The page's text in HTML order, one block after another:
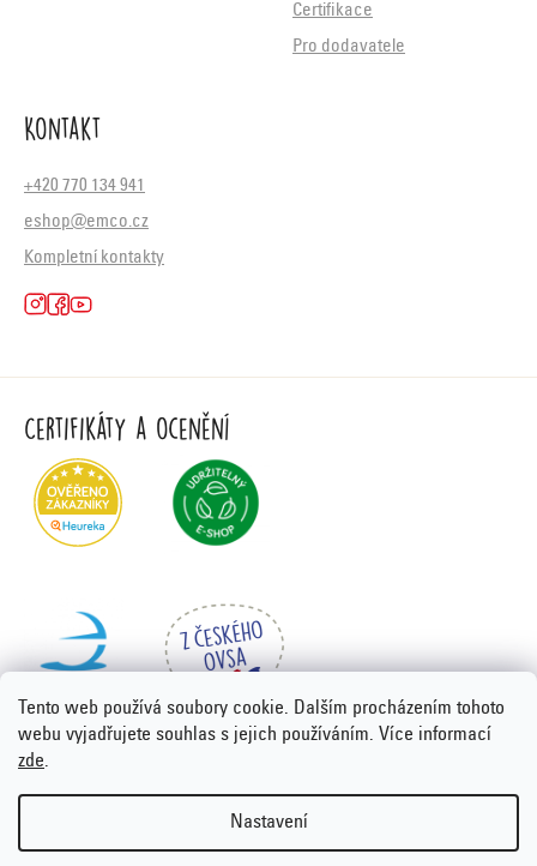
Tento web používá soubory cookie. Dalším procházením tohoto
webu vyjadřujete souhlas s jejich používáním. Více informací
zde.
Nastavení
Certifikace
Pro dodavatele
Kontakt
+420 770 134 941
eshop@emco.cz
Kompletní kontakty
Certifikáty a ocenění
Vytvořil Shoptet Premium